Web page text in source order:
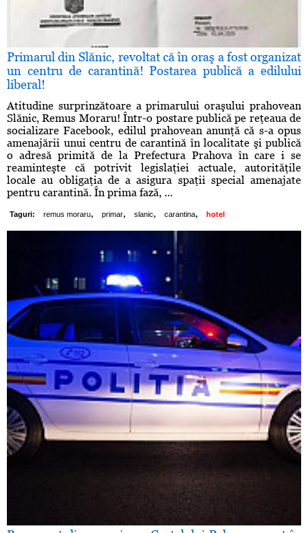
Primarul din Slănic, revoltat că în oraş a fost organizat
un centru de carantină! Postarea publică a edilului
liberal!
Atitudine surprinzătoare a primarului oraşului prahovean
Slănic, Remus Moraru! Într-o postare publică pe reţeaua de
socializare Facebook, edilul prahovean anunţă că s-a opus
amenajării unui centru de carantină în localitate şi publică
o adresă primită de la Prefectura Prahova în care i se
reaminteşte că potrivit legislaţiei actuale, autorităţile
locale au obligaţia de a asigura spaţii special amenajate
pentru carantină. În prima fază, ...
Taguri: remus moraru, primar, slanic, carantina, hotel